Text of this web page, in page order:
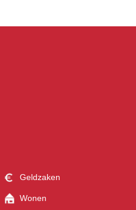
Geldzaken
Wonen